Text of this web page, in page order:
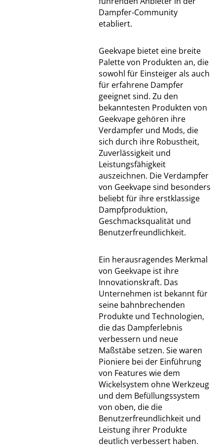
Dampfer-Community
etabliert.
Geekvape bietet eine breite
Palette von Produkten an, die
sowohl für Einsteiger als auch
für erfahrene Dampfer
geeignet sind. Zu den
bekanntesten Produkten von
Geekvape gehören ihre
Verdampfer und Mods, die
sich durch ihre Robustheit,
Zuverlässigkeit und
Leistungsfähigkeit
auszeichnen. Die Verdampfer
von Geekvape sind besonders
beliebt für ihre erstklassige
Dampfproduktion,
Geschmacksqualität und
Benutzerfreundlichkeit.
Ein herausragendes Merkmal
von Geekvape ist ihre
Innovationskraft. Das
Unternehmen ist bekannt für
seine bahnbrechenden
Produkte und Technologien,
die das Dampferlebnis
verbessern und neue
Maßstäbe setzen. Sie waren
Pioniere bei der Einführung
von Features wie dem
Wickelsystem ohne Werkzeug
und dem Befüllungssystem
von oben, die die
Benutzerfreundlichkeit und
Leistung ihrer Produkte
deutlich verbessert haben.